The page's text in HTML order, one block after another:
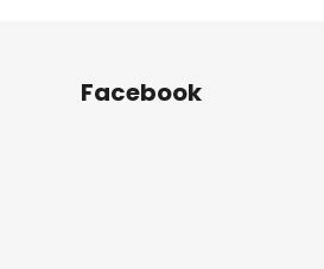
Facebook